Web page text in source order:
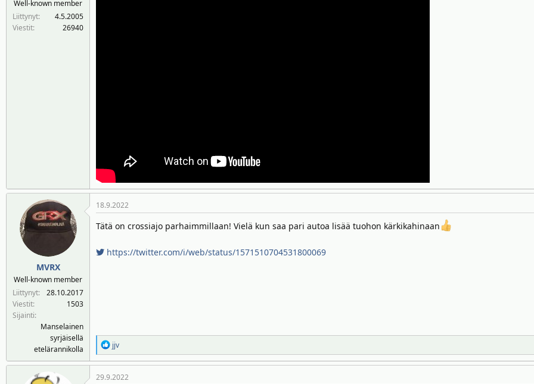
Well-known member
Liittynyt
4.5.2005
Viestit
26940
MVRX
Well-known member
Liittynyt
28.10.2017
Viestit
1503
Sijainti
Manselainen
syrjäisellä
etelärannikolla
18.9.2022
Tätä on crossiajo parhaimmillaan! Vielä kun saa pari autoa lisää tuohon kärkikahinaan
https://twitter.com/i/web/status/1571510704531800069
R
e
a
k
jjv
29.9.2022